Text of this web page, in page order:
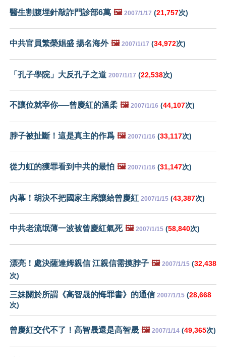
醫生割腹埋針敲詐門診部6萬 🖼️ 2007/1/17 (21,757次)
中共官員繁榮娼盛 揚名海外 🖼️ 2007/1/17 (34,972次)
「孔子學院」大反孔子之道 2007/1/17 (22,538次)
不讓位就宰你──曾慶紅的溫柔 🖼️ 2007/1/16 (44,107次)
脖子被扯斷！這是真主的作爲 🖼️ 2007/1/16 (33,117次)
從力虹的獲罪看到中共的最怕 🖼️ 2007/1/16 (31,147次)
內幕！胡決不把國家主席讓給曾慶紅 2007/1/15 (43,387次)
中共老流氓薄一波被曾慶紅氣死 🖼️ 2007/1/15 (58,840次)
漂亮！處決薩達姆親信 江親信需摸脖子 🖼️ 2007/1/15 (32,438
次)
三妹關於所謂《高智晟的悔罪書》的通信 2007/1/15 (28,668
次)
曾慶紅交代不了！高智晟還是高智晟 🖼️ 2007/1/14 (49,365次)